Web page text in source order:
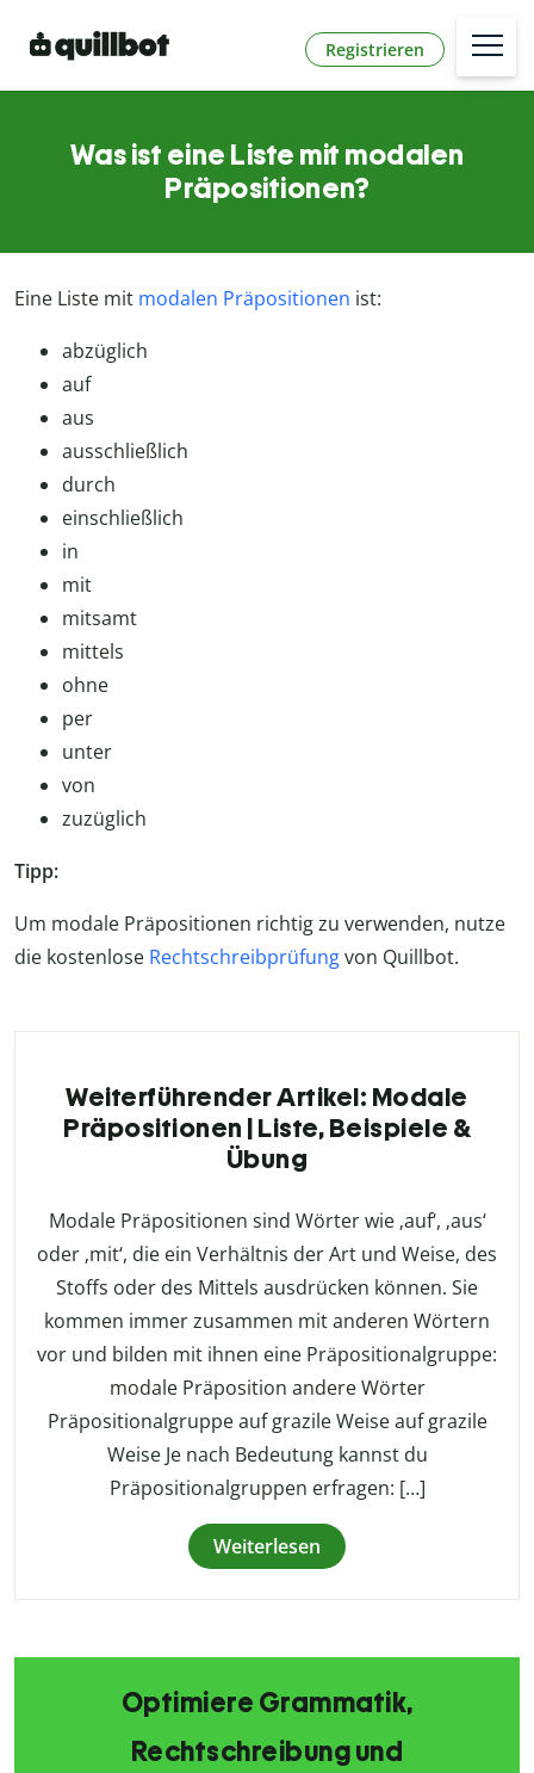
Registrieren
Was ist eine Liste mit modalen
Präpositionen?
Eine Liste mit modalen Präpositionen ist:
abzüglich
auf
aus
ausschließlich
durch
einschließlich
in
mit
mitsamt
mittels
ohne
per
unter
von
zuzüglich
Tipp:
Um modale Präpositionen richtig zu verwenden, nutze
die kostenlose Rechtschreibprüfungvon Quillbot.
Weiterführender Artikel: Modale
Präpositionen | Liste, Beispiele &
Übung
Modale Präpositionen sind Wörter wie ‚auf‘, ‚aus‘
oder ‚mit‘, die ein Verhältnis der Art und Weise, des
Stoffs oder des Mittels ausdrücken können. Sie
kommen immer zusammen mit anderen Wörtern
vor und bilden mit ihnen eine Präpositionalgruppe:
modale Präposition andere Wörter
Präpositionalgruppe auf grazile Weise auf grazile
Weise Je nach Bedeutung kannst du
Präpositionalgruppen erfragen: […]
Weiterlesen
Optimiere Grammatik,
Rechtschreibung und